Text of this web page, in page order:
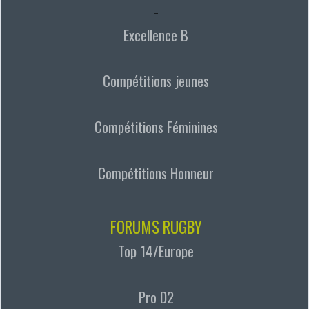
-
Excellence B
Compétitions jeunes
Compétitions Féminines
Compétitions Honneur
FORUMS RUGBY
Top 14/Europe
Pro D2